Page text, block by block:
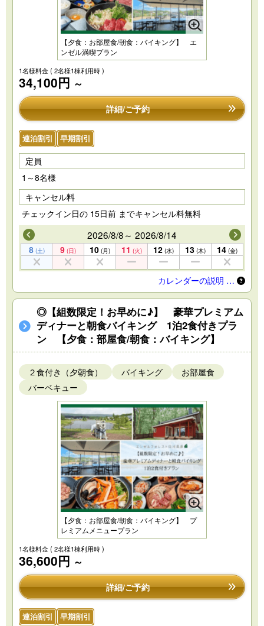
【夕食：お部屋食/朝食：バイキング】 エ
ンゼル満喫プラン
1名様料金( 2名様1棟利用時 )
34,100円 ～
詳細/ご予約
連泊割引 早期割引
定員
1～8名様
キャンセル料
チェックイン日の 15日前 までキャンセル料無料
2026/8/8～ 2026/8/14
8 (土) 9 (日) 10 (月) 11 (火) 12 (水) 13 (木) 14 (金)
カレンダーの説明 …
◎【組数限定！お早めに♪】 豪華プレミアム
ディナーと朝食バイキング 1泊2食付きプラ
ン 【夕食：部屋食/朝食：バイキング】
２食付き（夕朝食） バイキング
お部屋食
バーベキュー
【夕食：お部屋食/朝食：バイキング】 プ
レミアムメニュープラン
1名様料金( 2名様1棟利用時 )
36,600円 ～
詳細/ご予約
連泊割引 早期割引